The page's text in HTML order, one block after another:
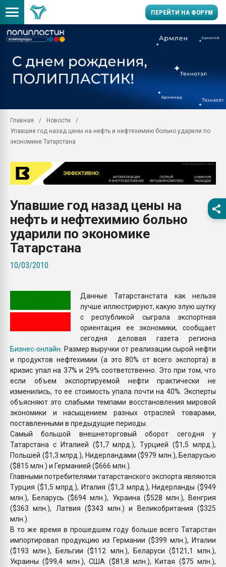
ПЕРЕЙТИ НА ФОРУМ
пластмасс
ситуацией на
Продам отходы
поликарбоната и АБС-
Armaloy PC/ABS-1IM
26.07.2022 "Сибирский
намного дороже
Профильная
Главная
Новости
Упавшие год назад цены на нефть и нефтехимию больно ударили по
экономике Татарстана
Упавшие год назад цены на
нефть и нефтехимию больно
ударили по экономике
Татарстана
10/03/2010
Данные Татарстанстата как нельзя
лучше иллюстрируют, какую злую шутку
с республикой сыграла экспортная
ориентация ее экономики, сообщает
сегодня деловая газета региона
Бизнес-онлайн . Размер выручки от реализации сырой нефти
и продуктов нефтехимии (а это 80% от всего экспорта) в
кризис упал на 37% и 29% соответственно. Это при том, что
если объем экспортируемой нефти практически не
изменились, то ее стоимость упала почти на 40%. Эксперты
объясняют это слабыми темпами восстановления мировой
экономики и насыщением разных отраслей товарами,
поставленными в предыдущие периоды.
Самый большой внешнеторговый оборот сегодня у
Татарстана с Италией ($1,7 млрд.), Турцией ($1,5 млрд.),
Польшей ($1,3 млрд.), Нидерландами ($979 млн.), Беларусью
($815 млн.) и Германией ($666 млн.).
Главными потребителями татарстанского экспорта являются
Турция ($1,5 млрд.), Италия ($1,3 млрд.), Нидерланды ($949
млн.), Беларусь ($694 млн.), Украина ($528 млн.), Венгрия
($363 млн.), Латвия ($343 млн.) и Великобритания ($325
млн.).
В то же время в прошедшем году больше всего Татарстан
импортировал продукцию из Германии ($399 млн.), Италии
($193 млн.), Бельгии ($112 млн.), Беларуси ($121,1 млн.),
Украины ($99,4 млн.), США ($81,8 млн.), Китая ($75 млн.),